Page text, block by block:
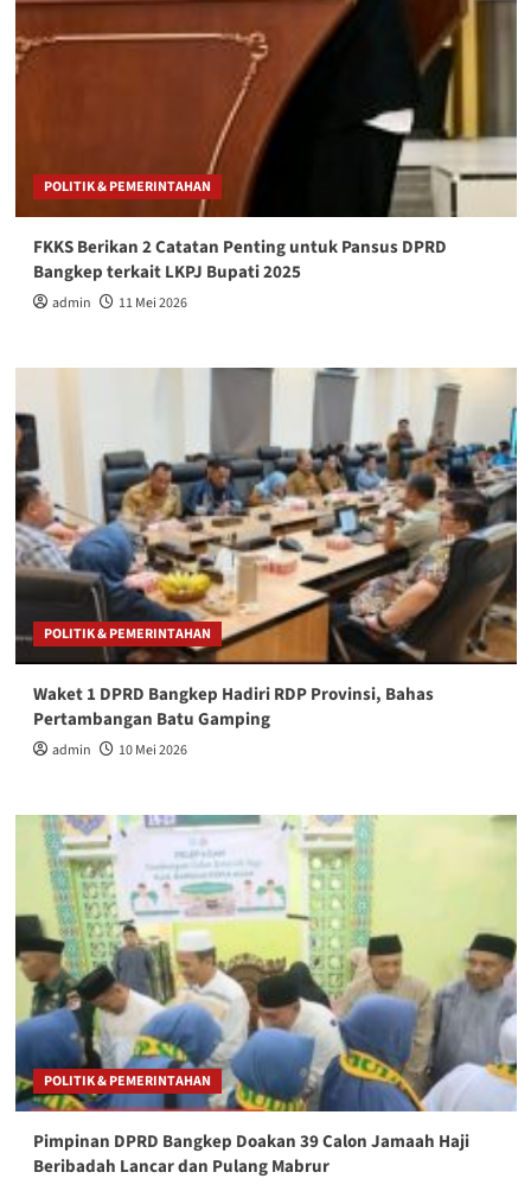
POLITIK & PEMERINTAHAN
FKKS Berikan 2 Catatan Penting untuk Pansus DPRD
Bangkep terkait LKPJ Bupati 2025
admin 11 Mei 2026
POLITIK & PEMERINTAHAN
Waket 1 DPRD Bangkep Hadiri RDP Provinsi, Bahas
Pertambangan Batu Gamping
admin 10 Mei 2026
POLITIK & PEMERINTAHAN
Pimpinan DPRD Bangkep Doakan 39 Calon Jamaah Haji
Beribadah Lancar dan Pulang Mabrur